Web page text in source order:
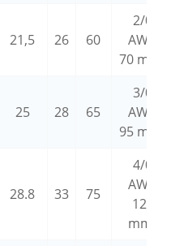
21,5 26 60
2/0
AWG
70 mm²
25 28 65
3/0
AWG
95 mm²
28.8 33 75
4/0
AWG
120
mm²